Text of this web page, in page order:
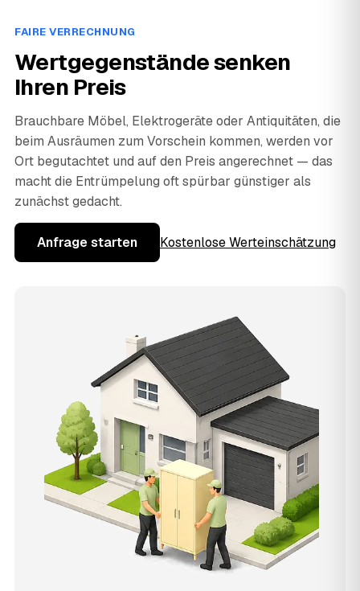
FAIRE VERRECHNUNG
Wertgegenstände senken
Ihren Preis
Brauchbare Möbel, Elektrogeräte oder Antiquitäten, die
beim Ausräumen zum Vorschein kommen, werden vor
Ort begutachtet und auf den Preis angerechnet — das
macht die Entrümpelung oft spürbar günstiger als
zunächst gedacht.
Anfrage starten Kostenlose Werteinschätzung